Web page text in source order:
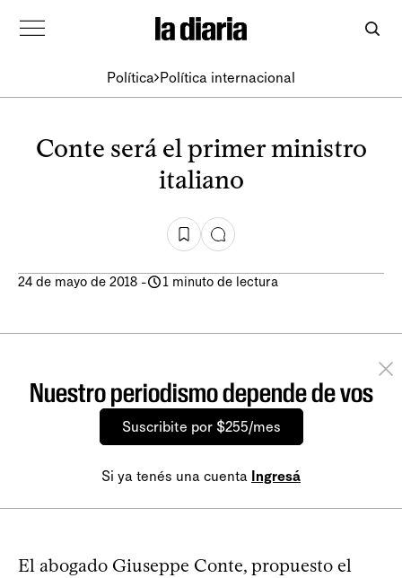
Política Política internacional
Conte será el primer ministro
italiano
24 de mayo de 2018 - 1 minuto de lectura
Nuestro periodismo depende de vos
Suscribite por $255/mes
Si ya tenés una cuenta Ingresá
El abogado Giuseppe Conte, propuesto el